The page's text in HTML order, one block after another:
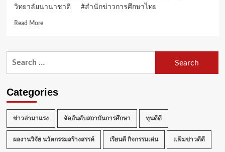
วิทยาลัยนานาชาติ #สำนักข่าวการศึกษาไทย
Read MoreRead
นักศึกษา
ลงมือ
ร่วม
กิจกรรม
วัน
Categories
ข่าวล่ามาแรง จัดอันดับสถาบันการศึกษา ทุนดีดี
ผลงานวิจัย นวัตกรรมสร้างสรรค์ เรียนดี กิจกรรมเด่น แฟ้มข่าวดีดี